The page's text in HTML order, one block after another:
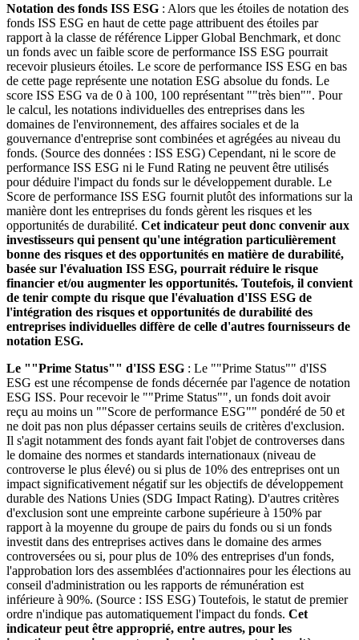
Notation des fonds ISS ESG : Alors que les étoiles de notation des
fonds ISS ESG en haut de cette page attribuent des étoiles par
rapport à la classe de référence Lipper Global Benchmark, et donc
un fonds avec un faible score de performance ISS ESG pourrait
recevoir plusieurs étoiles. Le score de performance ISS ESG en bas
de cette page représente une notation ESG absolue du fonds. Le
score ISS ESG va de 0 à 100, 100 représentant ""très bien"". Pour
le calcul, les notations individuelles des entreprises dans les
domaines de l'environnement, des affaires sociales et de la
gouvernance d'entreprise sont combinées et agrégées au niveau du
fonds. (Source des données : ISS ESG) Cependant, ni le score de
performance ISS ESG ni le Fund Rating ne peuvent être utilisés
pour déduire l'impact du fonds sur le développement durable. Le
Score de performance ISS ESG fournit plutôt des informations sur la
manière dont les entreprises du fonds gèrent les risques et les
opportunités de durabilité. Cet indicateur peut donc convenir aux
investisseurs qui pensent qu'une intégration particulièrement
bonne des risques et des opportunités en matière de durabilité,
basée sur l'évaluation ISS ESG, pourrait réduire le risque
financier et/ou augmenter les opportunités. Toutefois, il convient
de tenir compte du risque que l'évaluation d'ISS ESG de
l'intégration des risques et opportunités de durabilité des
entreprises individuelles diffère de celle d'autres fournisseurs de
notation ESG.
Le ""Prime Status"" d'ISS ESG : Le ""Prime Status"" d'ISS
ESG est une récompense de fonds décernée par l'agence de notation
ESG ISS. Pour recevoir le ""Prime Status"", un fonds doit avoir
reçu au moins un ""Score de performance ESG"" pondéré de 50 et
ne doit pas non plus dépasser certains seuils de critères d'exclusion.
Il s'agit notamment des fonds ayant fait l'objet de controverses dans
le domaine des normes et standards internationaux (niveau de
controverse le plus élevé) ou si plus de 10% des entreprises ont un
impact significativement négatif sur les objectifs de développement
durable des Nations Unies (SDG Impact Rating). D'autres critères
d'exclusion sont une empreinte carbone supérieure à 150% par
rapport à la moyenne du groupe de pairs du fonds ou si un fonds
investit dans des entreprises actives dans le domaine des armes
controversées ou si, pour plus de 10% des entreprises d'un fonds,
l'approbation lors des assemblées d'actionnaires pour les élections au
conseil d'administration ou les rapports de rémunération est
inférieure à 90%. (Source : ISS ESG) Toutefois, le statut de premier
ordre n'indique pas automatiquement l'impact du fonds. Cet
indicateur peut être approprié, entre autres, pour les